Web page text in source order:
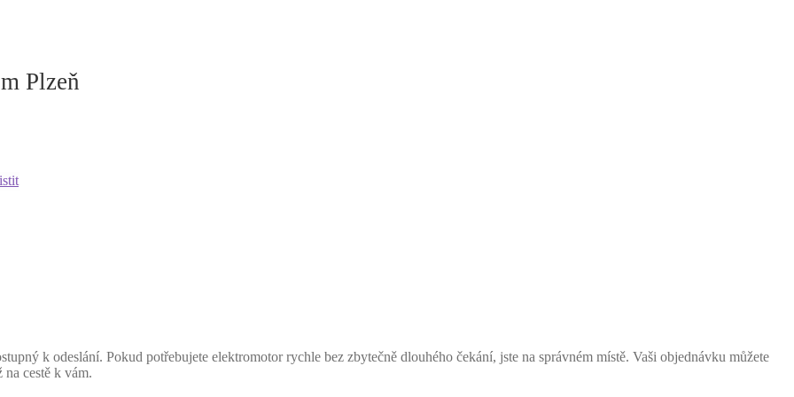
Plzeň
k odeslání. Pokud potřebujete elektromotor rychle bez zbytečně dlouhého čekání, jste na správném místě. Vaši objednávku můžete
cestě k vám.